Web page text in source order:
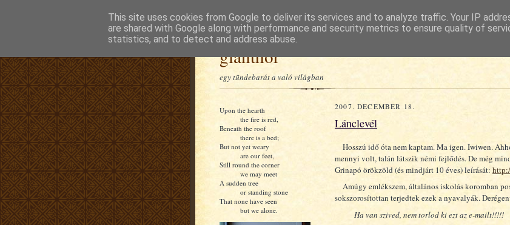
glanthor
egy tündebarát a való világban
Upon the hearth
the fire is red,
Beneath the roof
there is a bed;
But not yet weary
are our feet,
Still round the corner
we may meet
A sudden tree
or standing stone
That none have seen
but we alone.
2007. DECEMBER 18.
Lánclevél
Hosszú idő óta nem kaptam. Ma igen. Iwiwen.
mennyi volt, talán látszik némi fejlődés. De még
Grinapó örökzöld (és mindjárt 10 éves) leírását:
Amúgy emlékszem, általános iskolás koromban
sokszorosítottan terjedtek ezek a nyavalyák.
Ha van szived, nem torlod ki ezt az e-mailt!!!!!
This site uses cookies from Google to deliver its services and to analyze traffic. Your IP
are shared with Google along with performance and security metrics to ensure quality of
statistics, and to detect and address abuse.